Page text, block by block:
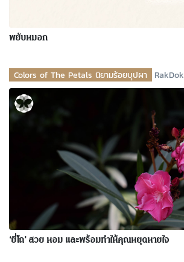
พยับหมอก
Colors of The Petals นิยามร้อยบุปผา RakDok
‘ยี่โถ’ สวย หอม และพร้อมทำให้คุณหยุดหายใจ